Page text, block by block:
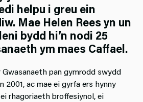
helpu i greu ein
Mae Helen Rees yn un
bydd hi’n nodi 25
ym maes Caffael.
Gwasanaeth pan gymrodd swydd
ac mae ei gyrfa ers hynny
rhagoriaeth broffesiynol, ei